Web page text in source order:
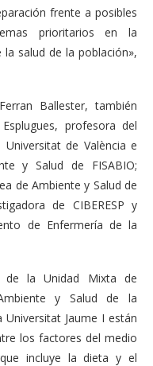
frente a posibles
prioritarios en la
salud de la población»,
Ballester, también
profesora del
de València e
y Salud de FISABIO;
de Ambiente y Salud de
de CIBERESP y
de Enfermería de la
de la Unidad Mixta de
y Salud de la
Universitat Jaume I están
los factores del medio
incluye la dieta y el